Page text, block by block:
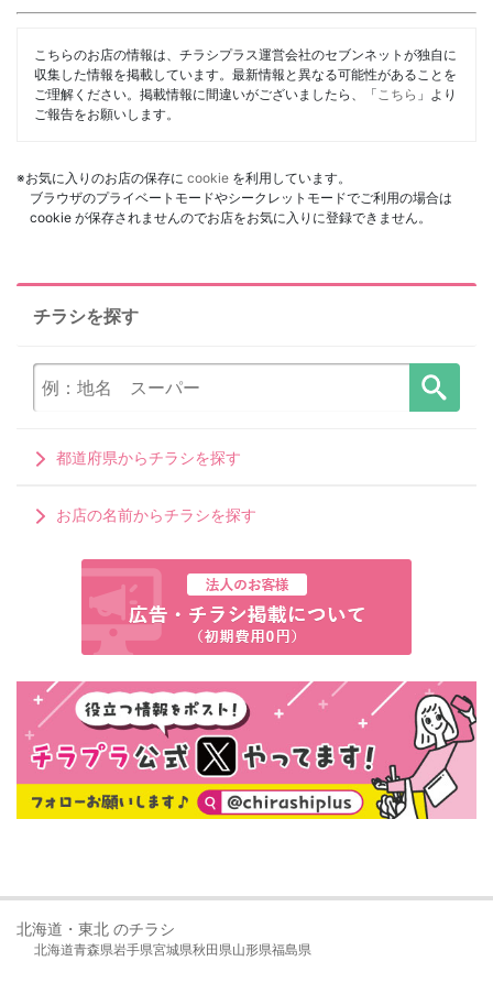
こちらのお店の情報は、チラシプラス運営会社のセブンネットが独自に
収集した情報を掲載しています。最新情報と異なる可能性があることを
ご理解ください。掲載情報に間違いがございましたら、「 こちら 」より
ご報告をお願いします。
※お気に入りのお店の保存に cookie を利用しています。
ブラウザのプライベートモードやシークレットモードでご利用の場合は
cookie が保存されませんのでお店をお気に入りに登録できません。
チラシを探す
都道府県からチラシを探す
お店の名前からチラシを探す
北海道・東北 のチラシ
北海道青森県岩手県宮城県秋田県山形県福島県